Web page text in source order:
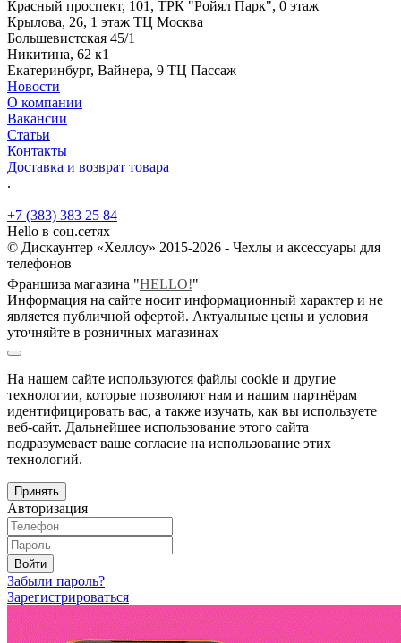
Красный проспект, 101, ТРК "Ройял Парк", 0 этаж
Крылова, 26, 1 этаж ТЦ Москва
Большевистская 45/1
Никитина, 62 к1
Екатеринбург, Вайнера, 9 ТЦ Пассаж
Новости
О компании
Вакансии
Статьи
Контакты
Доставка и возврат товара
.
+7 (383) 383 25 84
Hello в соц.сетях
© Дискаунтер «Хеллоу» 2015-2026 - Чехлы и аксессуары для
телефонов
Франшиза магазина "HELLO!"
Информация на сайте носит информационный характер и не
является публичной офертой. Актуальные цены и условия
уточняйте в розничных магазинах
На нашем сайте используются файлы cookie и другие
технологии, которые позволяют нам и нашим партнёрам
идентифицировать вас, а также изучать, как вы используете
веб-сайт. Дальнейшее использование этого сайта
подразумевает ваше согласие на использование этих
технологий.
Принять
Авторизация
Войти
Забыли пароль?
Зарегистрироваться